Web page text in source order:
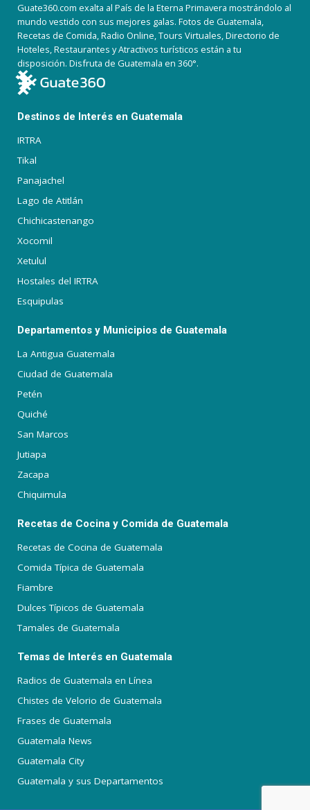
Guate360.com exalta al País de la Eterna Primavera mostrándolo al
mundo vestido con sus mejores galas. Fotos de Guatemala,
Recetas de Comida, Radio Online, Tours Virtuales, Directorio de
Hoteles, Restaurantes y Atractivos turísticos están a tu
disposición. Disfruta de Guatemala en 360°.
Destinos de Interés en Guatemala
IRTRA
Tikal
Panajachel
Lago de Atitlán
Chichicastenango
Xocomil
Xetulul
Hostales del IRTRA
Esquipulas
Departamentos y Municipios de Guatemala
La Antigua Guatemala
Ciudad de Guatemala
Petén
Quiché
San Marcos
Jutiapa
Zacapa
Chiquimula
Recetas de Cocina y Comida de Guatemala
Recetas de Cocina de Guatemala
Comida Típica de Guatemala
Fiambre
Dulces Típicos de Guatemala
Tamales de Guatemala
Temas de Interés en Guatemala
Radios de Guatemala en Línea
Chistes de Velorio de Guatemala
Frases de Guatemala
Guatemala News
Guatemala City
Guatemala y sus Departamentos